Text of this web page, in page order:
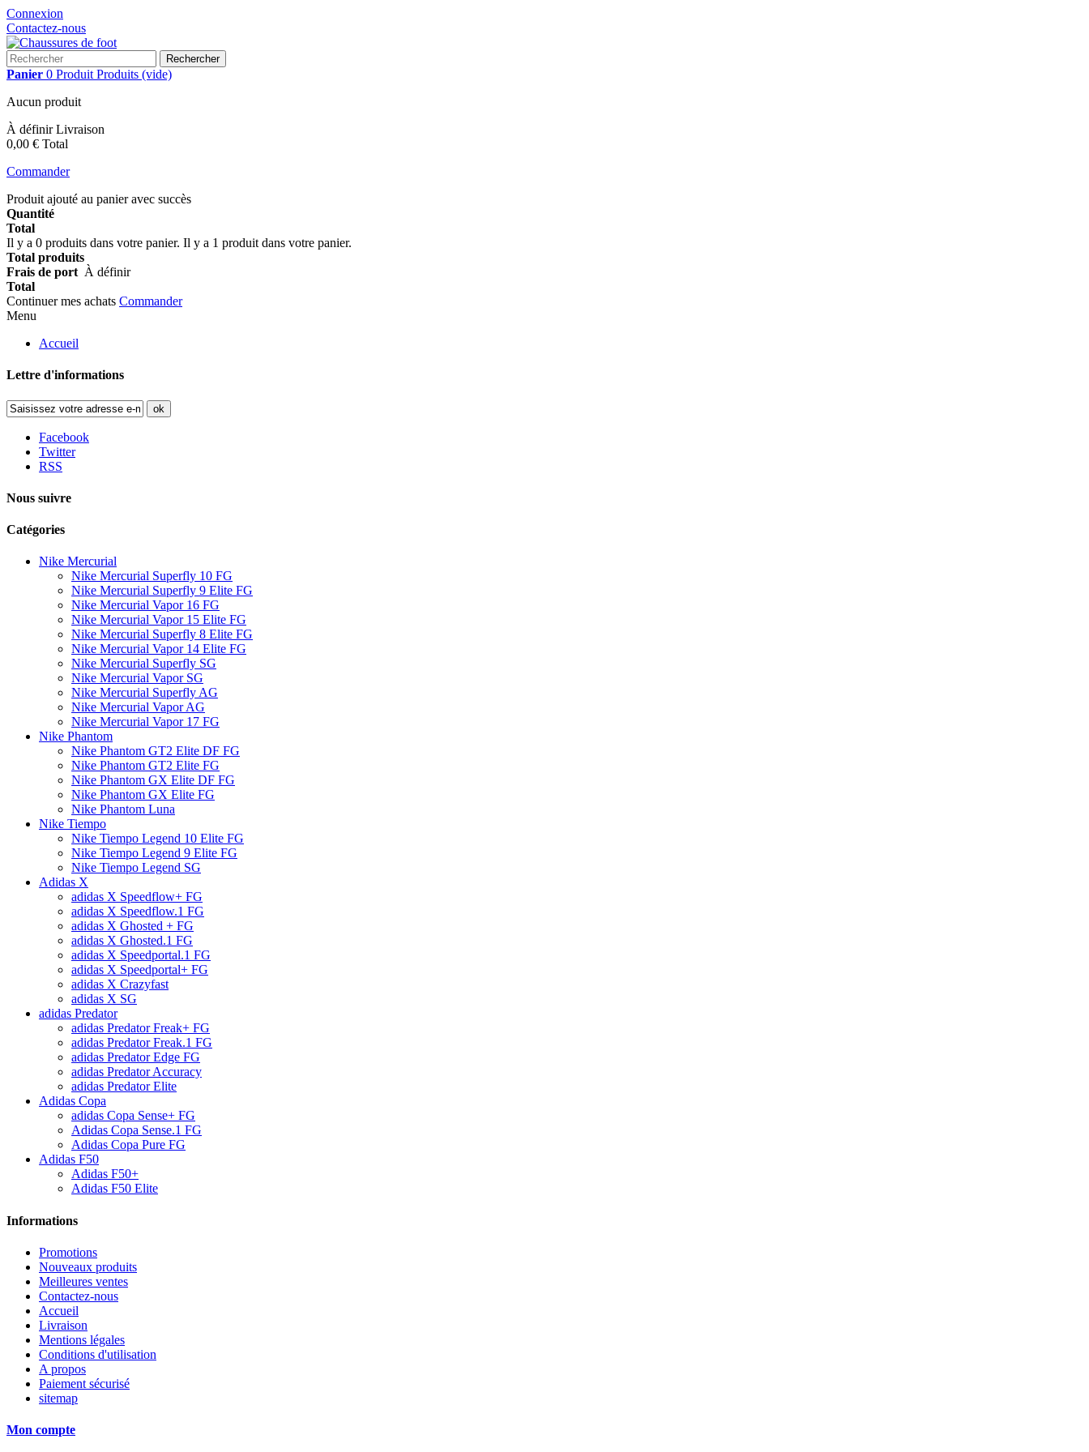
Connexion
Contactez-nous
Rechercher
Panier 0 Produit Produits (vide)
Aucun produit
À définirLivraison
0,00 € Total
Commander
Produit ajouté au panier avec succès
Quantité
Total
Il y a 0 produits dans votre panier. Il y a 1 produit dans votre panier.
Total produits
Frais de port À définir
Total
Continuer mes achats Commander
Menu
Accueil
Lettre d'informations
ok
Facebook
Twitter
RSS
Nous suivre
Catégories
Nike Mercurial
Nike Mercurial Superfly 10 FG
Nike Mercurial Superfly 9 Elite FG
Nike Mercurial Vapor 16 FG
Nike Mercurial Vapor 15 Elite FG
Nike Mercurial Superfly 8 Elite FG
Nike Mercurial Vapor 14 Elite FG
Nike Mercurial Superfly SG
Nike Mercurial Vapor SG
Nike Mercurial Superfly AG
Nike Mercurial Vapor AG
Nike Mercurial Vapor 17 FG
Nike Phantom
Nike Phantom GT2 Elite DF FG
Nike Phantom GT2 Elite FG
Nike Phantom GX Elite DF FG
Nike Phantom GX Elite FG
Nike Phantom Luna
Nike Tiempo
Nike Tiempo Legend 10 Elite FG
Nike Tiempo Legend 9 Elite FG
Nike Tiempo Legend SG
Adidas X
adidas X Speedflow+ FG
adidas X Speedflow.1 FG
adidas X Ghosted + FG
adidas X Ghosted.1 FG
adidas X Speedportal.1 FG
adidas X Speedportal+ FG
adidas X Crazyfast
adidas X SG
adidas Predator
adidas Predator Freak+ FG
adidas Predator Freak.1 FG
adidas Predator Edge FG
adidas Predator Accuracy
adidas Predator Elite
Adidas Copa
adidas Copa Sense+ FG
Adidas Copa Sense.1 FG
Adidas Copa Pure FG
Adidas F50
Adidas F50+
Adidas F50 Elite
Informations
Promotions
Nouveaux produits
Meilleures ventes
Contactez-nous
Accueil
Livraison
Mentions légales
Conditions d'utilisation
A propos
Paiement sécurisé
sitemap
Mon compte